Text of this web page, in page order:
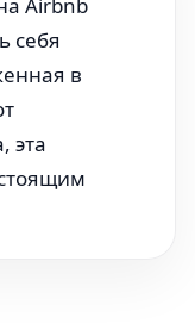
себя
в
эта